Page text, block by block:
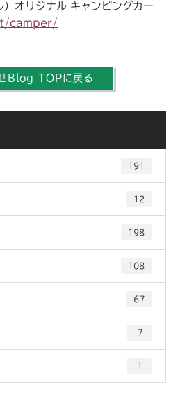
オリジナル キャンピングカー
camper/
Blog TOPに戻る
191
12
198
108
67
7
1